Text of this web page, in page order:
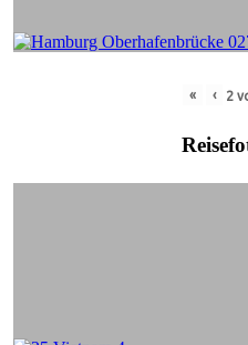
« ‹ 2